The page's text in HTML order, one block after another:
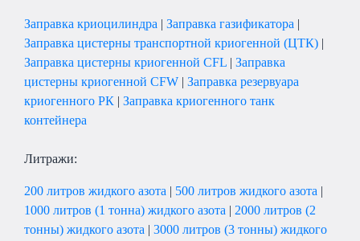
Заправка криоцилиндра | Заправка газификатора |
Заправка цистерны транспортной криогенной (ЦТК) |
Заправка цистерны криогенной CFL | Заправка
цистерны криогенной CFW | Заправка резервуара
криогенного РК | Заправка криогенного танк
контейнера
Литражи:
200 литров жидкого азота | 500 литров жидкого азота |
1000 литров (1 тонна) жидкого азота | 2000 литров (2
тонны) жидкого азота | 3000 литров (3 тонны) жидкого